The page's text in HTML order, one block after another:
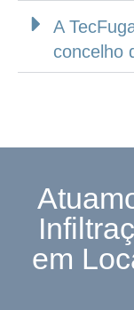
A
concelho
em